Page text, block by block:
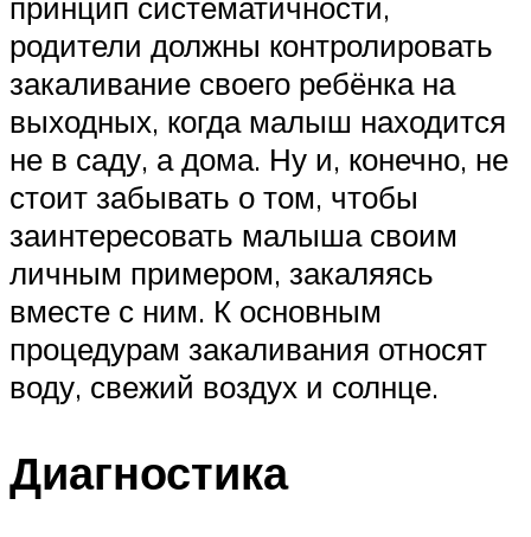
родители должны контролировать
закаливание своего ребёнка на
выходных, когда малыш находится
не в саду, а дома. Ну и, конечно, не
стоит забывать о том, чтобы
заинтересовать малыша своим
личным примером, закаляясь
вместе с ним. К основным
процедурам закаливания относят
воду, свежий воздух и солнце.
Диагностика